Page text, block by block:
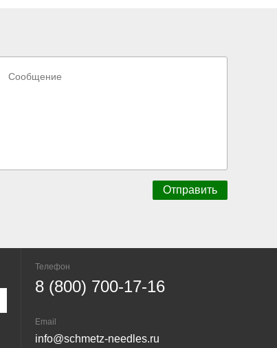
Телефон
8 (800) 700-17-16
Email
info@schmetz-needles.ru